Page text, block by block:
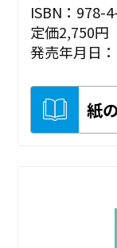
ISBN：978-
定価2,750円
発売年月日
紙